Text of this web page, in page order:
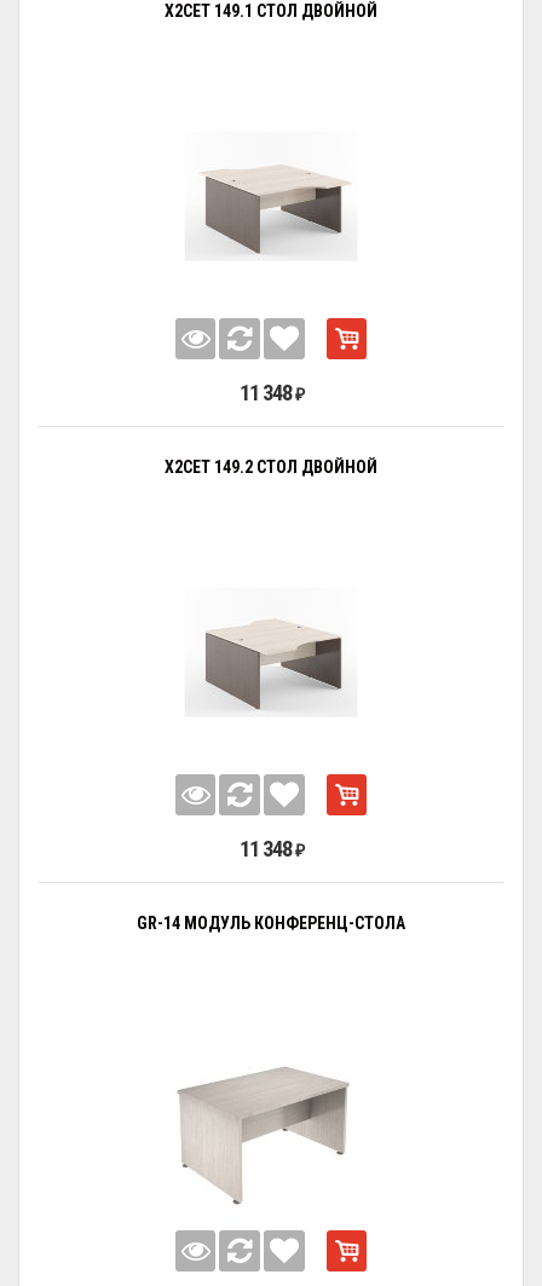
X2CET 149.1 СТОЛ ДВОЙНОЙ
11 348 ₽
X2CET 149.2 СТОЛ ДВОЙНОЙ
11 348 ₽
GR-14 МОДУЛЬ КОНФЕРЕНЦ-СТОЛА